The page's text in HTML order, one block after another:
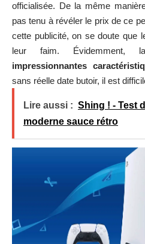
officialisée. De la même
pas tenu à révéler le prix de ce
cette publicité, on se doute que
leur faim. Évidemment,
impressionnantes
sans réelle date butoir, il est
Lire aussi : Shing ! - Test
moderne sauce rétro